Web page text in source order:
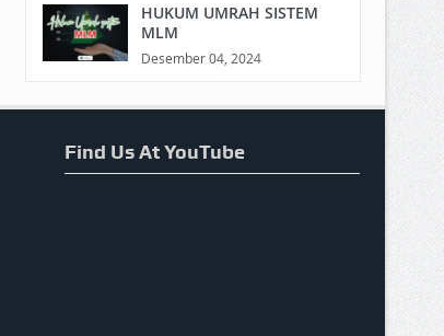
HUKUM UMRAH SISTEM
MLM
Desember 04, 2024
Find Us At YouTube